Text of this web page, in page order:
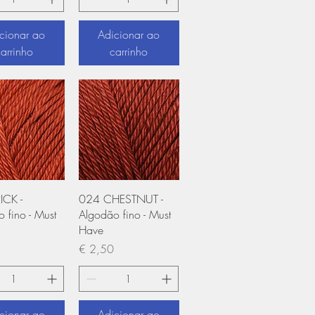
ao
Adicionar ao
carrinho
rápida
-
fino - Must
Visualização rápida
024 CHESTNUT -
Algodão fino - Must
Have
Preço
€ 2,50